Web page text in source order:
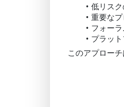
低リス
重要な
フォー
プラッ
このアプロー